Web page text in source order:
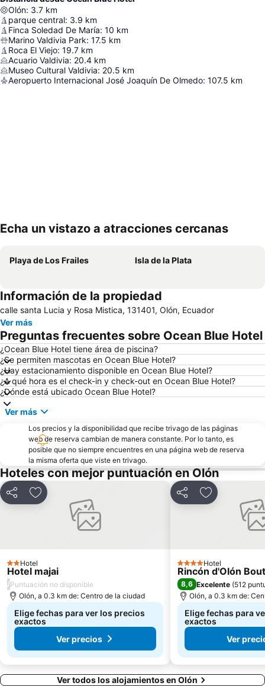
Olón: 3.7 km
parque central: 3.9 km
Finca Soledad De María: 10 km
Marino Valdivia Park: 17.5 km
Roca El Viejo: 19.7 km
Acuario Valdivia: 20.4 km
Museo Cultural Valdivia: 20.5 km
Aeropuerto Internacional José Joaquín De Olmedo: 107.5 km
Echa un vistazo a atracciones cercanas
Playa de Los Frailes Isla de la Plata
Información de la propiedad
calle santa Lucia y Rosa Mistica, 131401, Olón, Ecuador
Ver más
Preguntas frecuentes sobre Ocean Blue Hotel
¿Ocean Blue Hotel tiene área de piscina?
¿Se permiten mascotas en Ocean Blue Hotel?
¿Hay estacionamiento disponible en Ocean Blue Hotel?
¿A qué hora es el check-in y check-out en Ocean Blue Hotel?
¿Dónde está ubicado Ocean Blue Hotel?
Ver más
Los precios y la disponibilidad que recibe trivago de las páginas
web de reserva cambian de manera constante. Por lo tanto, es
posible que no siempre encuentres en una página web de reserva
la misma oferta que viste en trivago.
Hoteles con mejor puntuación en Olón
CompartirAgregar a favoritos
2 Estrellas
Hotel
Hotel majai
/Puntuación no disponible
Olón, a 0.3 km de: Centro de la ciudad
Elige fechas para ver los precios
exactos
Ver precios
CompartirAgregar a
4 Estrellas
Hotel
Rincón d'Olón
8,6 Excelente (512
Olón, a 0.3 km de:
Elige fechas para
exactos
Ver
Ver todos los alojamientos en Olón